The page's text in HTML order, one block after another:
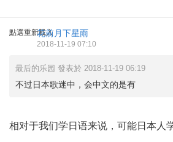
點選重新載入花前月下星雨
2018-11-19 07:10
最后的乐园 發表於 2018-11-19 06:19
不过日本歌迷中，会中文的是有
相对于我们学日语来说，可能日本人